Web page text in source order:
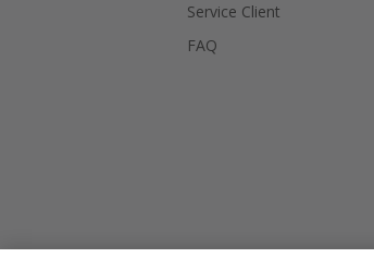
Service Client
FAQ